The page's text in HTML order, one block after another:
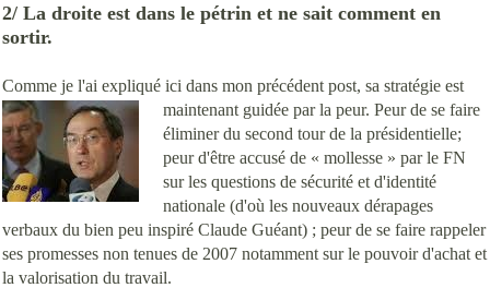
2/ La droite est dans le pétrin et ne sait comment en
sortir.
Comme je l'ai expliqué ici dans mon précédent post, sa stratégie est
maintenant guidée par la peur. Peur de se faire
éliminer du second tour de la présidentielle;
peur d'être accusé de « mollesse » par le FN
sur les questions de sécurité et d'identité
nationale (d'où les nouveaux dérapages
verbaux du bien peu inspiré Claude Guéant) ; peur de se faire rappeler
ses promesses non tenues de 2007 notamment sur le pouvoir d'achat et
la valorisation du travail.